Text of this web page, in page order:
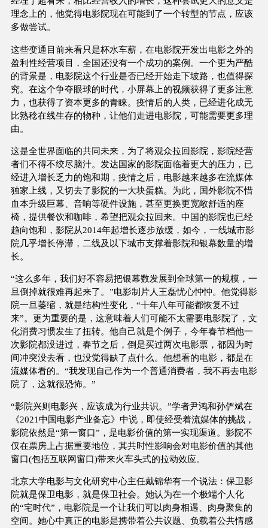
理念上的，他觉得电影院现在可能到了一个转型的节点，应该
多做尝试。
这些变通目前来看只是杯水车薪，在电影院开发出电影之外的
盈利性经营项目，全国还没有一个成功的案例。一个更为严酷
的背景是，电影院这个行业是否已经开始走下坡路，也值得探
究。在这个争夺眼球的时代，小屏幕上的视频获得了更多注意
力，也获得了资本更多的青睐。疫情后的人类，已经进化成无
比熟稔在线生存的物种，让他们走进电影院，可能需要更多理
由。
这是全世界面临的共同未来，为了将观众拉回影院，影院经营
者们不得不绞尽脑汁。发达国家的影院面临着更大的压力，已
经进入增长乏力的饱和期，疫情之后，电影越来越多在流媒体
独家上线，又切去了影院的一大块蛋糕。为此，国外影院不惜
血本升级巨幕、音响等硬件设施，甚至更换更宽敞舒适的座
椅，提供餐饮和咖啡，希望把观众拉回来。中国的影院也已经
趋向饱和，影院从2014年起增长逐步放缓，如今，一线城市影
院几乎增长停滞，二线及以下城市支撑着影院和银幕数量的增
长。
“这么多年，我们好不容易把银幕数发展到全球第一的规模，一
旦倒掉就很难再起来了。”电影制片人王磊忧心忡忡。他觉得影
院一旦萎缩，就是结构性变化，“十年八年可能都恢复不过
来”。更为重要的是，这意味着人们可能不太需要电影院了，文
化消费习惯发生了扭转。他自己就是个例子，今年春节档他一
次影院都没进过，春节之后，倒是买过两次电影票，都因为时
间冲突没去看，也没觉得缺了点什么。他想看的电影，都是在
流媒体看的。“我发现自己作为一个普通消费者，我不再去电影
院了，这就很恐怖。”
“影院兴则电影兴，应该成为行业共识。”学者尹鸿和孙俨斌在
《2021中国电影产业备忘》中说，即使经受着流媒体的挑战，
影院依然是“第一窗口”，是电影价值的第一实现渠道。影院不
仅在票房上占据重要地位，其共时性影响会对电影价值的其他
窗口(包括互联网窗口)带来火车头式的拉动效应。
北京大学电影与文化研究中心主任戴锦华有一个说法：保卫影
院就是保卫电影，就是保卫社会。她认为在一个极端个人化
的“宅时代”，电影院是一个让我们可以肉身相遇、肉身聚集的
空间。她心中真正的电影是携带着公共议题、负载着公共情感